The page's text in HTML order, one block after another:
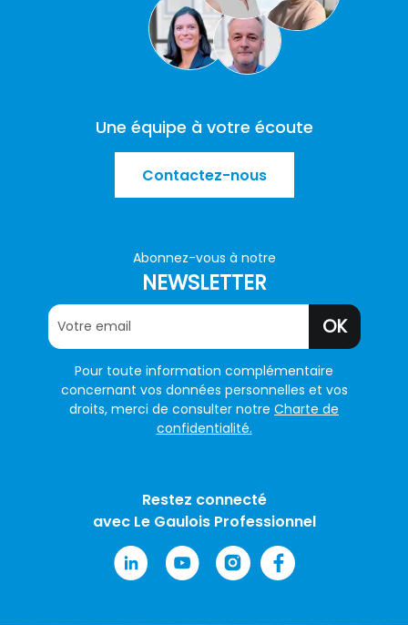
Une équipe à votre écoute
Contactez-nous
Abonnez-vous à notre
NEWSLETTER
OK
Pour toute information complémentaire
concernant vos données personnelles et vos
droits, merci de consulter notre Charte de
confidentialité.
Restez connecté
avec Le Gaulois Professionnel